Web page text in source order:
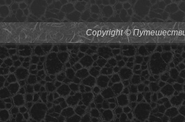
Copyright ©